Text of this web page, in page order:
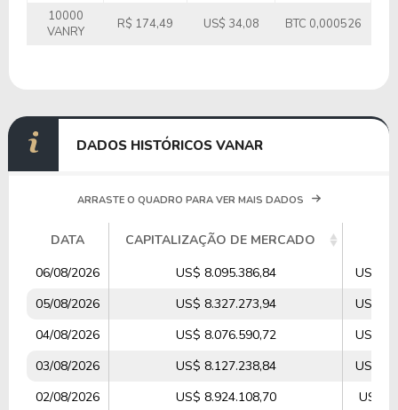
10000
VANRY
R$ 174,49 US$ 34,08 BTC 0,000526
DADOS HISTÓRICOS VANAR
ARRASTE O QUADRO PARA VER MAIS DADOS
DATA CAPITALIZAÇÃO DE MERCADO
06/08/2026
US$ 8.095.386,84
US$
05/08/2026
US$ 8.327.273,94
US$
04/08/2026
US$ 8.076.590,72
US$
03/08/2026
US$ 8.127.238,84
US$
02/08/2026
US$ 8.924.108,70
US$